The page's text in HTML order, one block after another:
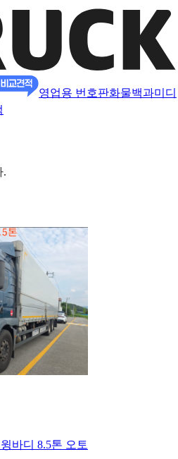
영업용 번호판화물백과미디
.
바디 8.5톤 오토